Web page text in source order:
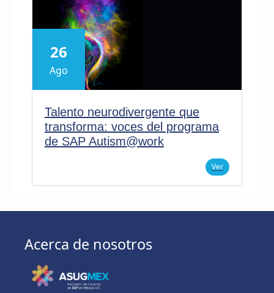
26
Ago
Talento neurodivergente que
transforma: voces del programa
de SAP Autism@work
Ver
Acerca de nosotros